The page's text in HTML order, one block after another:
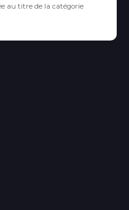
au titre de la catégorie